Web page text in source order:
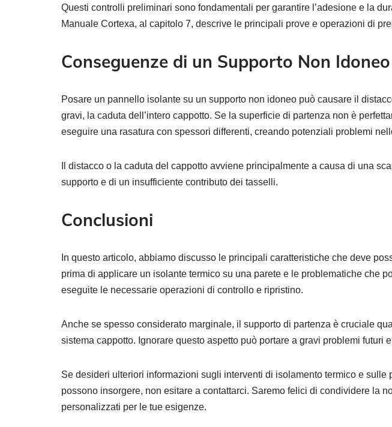
Questi controlli preliminari sono fondamentali per garantire l’adesione e la
Manuale Cortexa, al capitolo 7, descrive le principali prove e operazioni di
Conseguenze di un Supporto Non Idoneo
Posare un pannello isolante su un supporto non idoneo può causare il
gravi, la caduta dell’intero cappotto. Se la superficie di partenza non è
eseguire una rasatura con spessori differenti, creando potenziali problemi
Il distacco o la caduta del cappotto avviene principalmente a causa di una
supporto e di un insufficiente contributo dei tasselli.
Conclusioni
In questo articolo, abbiamo discusso le principali caratteristiche che deve
prima di applicare un isolante termico su una parete e le problematiche che
eseguite le necessarie operazioni di controllo e ripristino.
Anche se spesso considerato marginale, il supporto di partenza è cruciale
sistema cappotto. Ignorare questo aspetto può portare a gravi problemi futuri
Se desideri ulteriori informazioni sugli interventi di isolamento termico e sulle
possono insorgere, non esitare a contattarci. Saremo felici di condividere la
personalizzati per le tue esigenze.